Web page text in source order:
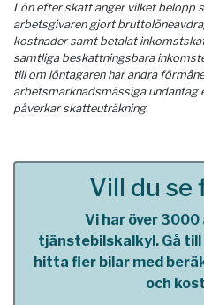
Lön efter skatt anger vilket belopp
arbetsgivaren gjort
kostnader samt betalat
samtliga beskattningsbara
till om löntagaren har andra
arbetsmarknadsmässiga undantag
påverkar skatteuträkning.
Vill du se
Vi har över 3000
tjänstebilskalkyl. Gå
hitta fler bilar med
och